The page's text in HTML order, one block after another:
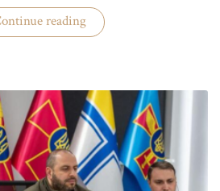
reading«Комитет
ВР
налогов»